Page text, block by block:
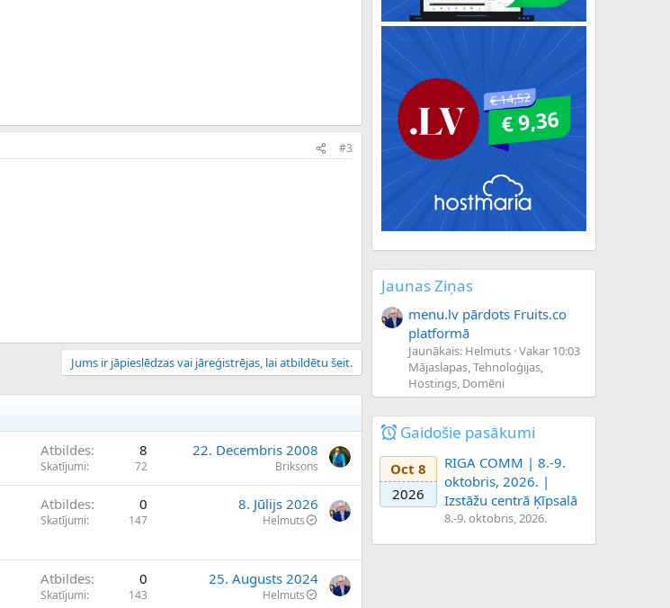
#3
Jums ir jāpieslēdzas vai jāreģistrējas, lai atbildētu šeit.
Atbildes 8
Skatījumi 72
22. Decembris 2008
Briksons
Atbildes 0
Skatījumi 147
8. Jūlijs 2026
Helmuts
Atbildes 0
Skatījumi 143
25. Augusts 2024
Helmuts
Jaunas Ziņas
menu.lv pārdots Fruits.co
platformā
Jaunākais: Helmuts Vakar 10:03
Mājaslapas, Tehnoloģijas,
Hostings, Domēni
Gaidošie pasākumi
Oct 8
2026
RIGA COMM | 8.-9.
oktobris, 2026. |
Izstāžu centrā Ķīpsalā
8.-9. oktobris, 2026.